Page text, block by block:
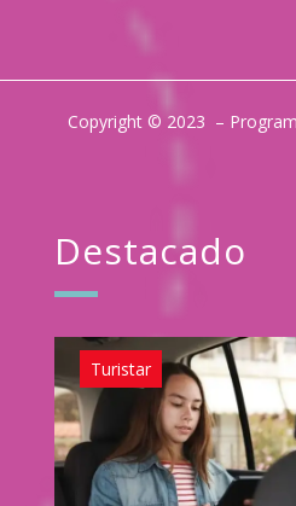
Copyright © 2023 –
Destacado
Turistar